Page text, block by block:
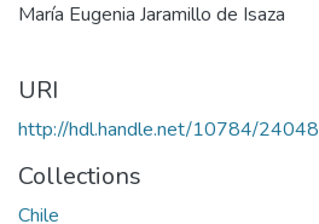
María Eugenia Jaramillo de Isaza
URI
http://hdl.handle.net/10784/24048
Collections
Chile